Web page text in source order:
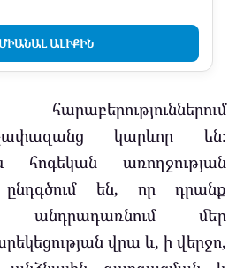
ԱԼԻՔԻՆ
կարևոր են։
հոգեկան առողջության
ընդգծում են, որ դրանք
մեր
վրա և, ի վերջո,